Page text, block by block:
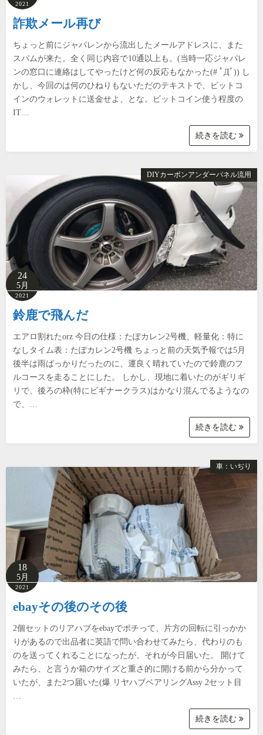
2021
詐欺メール再び
ちょっと前にジャパレンから流出したメールアドレスに、また
スパムが来た。全く同じ内容で10通以上も。(当時一応ジャパレ
ンの窓口に連絡はしてやったけど何の反応もなかった(# ﾟДﾟ)) し
かし、今回のは何のひねりもないただのテキストで、ビットコ
インのウォレットに送金せよ、とな。ビットコイン使う程度の
IT…
続きを読む
DIYカーボンアンダーパネル流用
24
5月
2021
鈴鹿で飛んだ
エアロ割れたorz 今日の仕様：たぽカレン2号機、軽量化：特に
なしタイム表：たぽカレン2号機 ちょっと前の天気予報では5月
後半は雨ばっかりだったのに、運良く晴れていたので鈴鹿のフ
ルコースを走ることにした。 しかし、現地に着いたのがギリギ
リで、後ろの枠(特にビギナークラス)はかなり混んでるようなの
で、…
続きを読む
車：いぢり
18
5月
2021
ebayその後のその後
2個セットのリアハブをebayでポチって、片方の回転に引っかか
りがあるので出品者に英語で問い合わせてみたら、代わりのも
のを送ってくれることになったが、それが今日届いた。 開けて
みたら、と言うか箱のサイズと重さ的に開ける前から分かって
いたが、また2つ届いた(爆 リヤハブベアリングAssy 2セット目
…
続きを読む